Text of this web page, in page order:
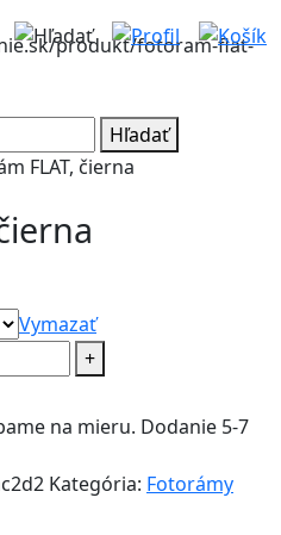
produkt/fotoram-flat-
Hľadať
FLAT, čierna
Vymazať
+
na mieru. Dodanie 5-7
Kategória: Fotorámy